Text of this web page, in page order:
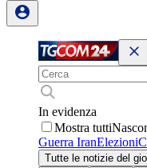
In evidenza
Mostra tutti
Guerra IranElezioni
Tutte le notizie del